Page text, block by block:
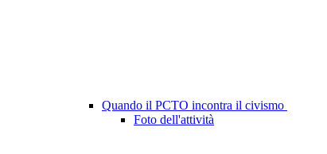
Quando il PCTO incontra il civismo
Foto dell'attività